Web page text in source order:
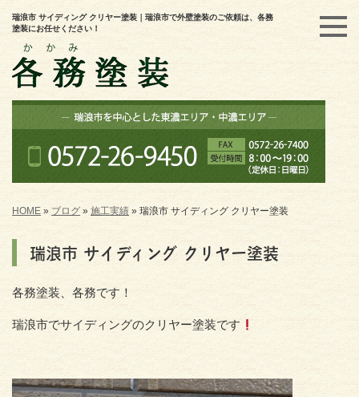
瑞浪市 サイディング クリヤー塗装｜瑞浪市で外壁塗装のご依頼は、各務
塗装にお任せください！
HOME » ブログ » 施工実績 » 瑞浪市 サイディング クリヤー塗装
瑞浪市 サイディング クリヤー塗装
各務塗装、各務です！
瑞浪市でサイディングのクリヤー塗装です